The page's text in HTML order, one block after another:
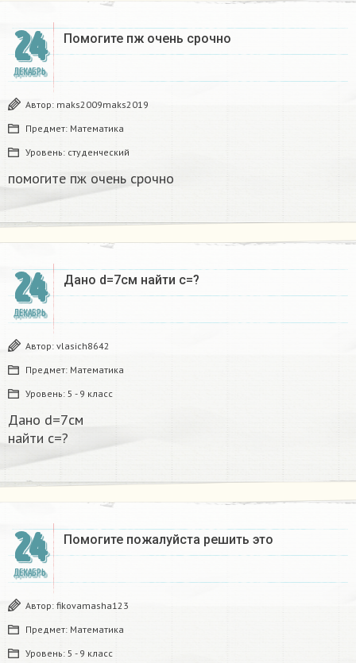
24
ДЕКАБРЬ
Помогите пж очень срочно​
Автор: maks2009maks2019
Предмет: Математика
Уровень: студенческий
помогите пж очень срочно​
24
ДЕКАБРЬ
Дано d=7см найти с=?​
Автор: vlasich8642
Предмет: Математика
Уровень: 5 - 9 класс
Дано d=7см
найти с=?​
24
ДЕКАБРЬ
Помогите пожалуйста решить это
Автор: fikovamasha123
Предмет: Математика
Уровень: 5 - 9 класс